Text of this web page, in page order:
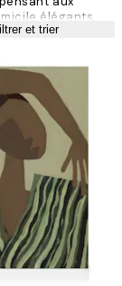
élégants,
et trier